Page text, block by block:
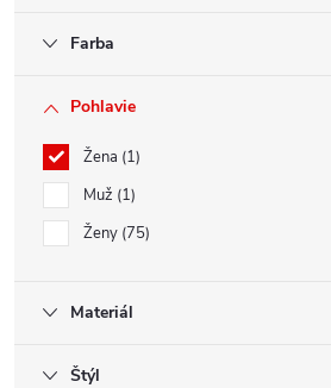
Farba
Pohlavie
Žena 1
Muž 1
Ženy 75
Materiál
Štýl